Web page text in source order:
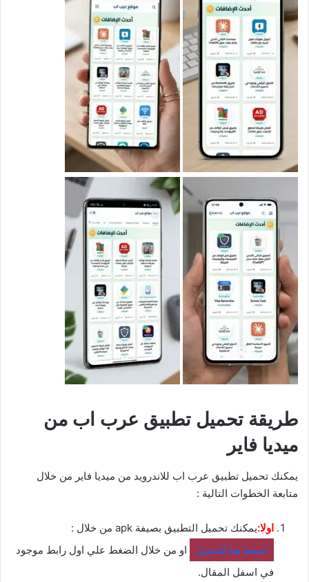
طريقة تحميل تطبيق عرب اب من
ميديا فاير
يمكنك تحميل تطبيق عرب اب للاندرويد من ميديا فاير من خلال
متابعة الخطوات التالية :
اولا:يمكنك تحميل التطبيق بصيفة apk من خلال :
اضغط هنا للتحميل
او من خلال الضغط علي اول رابط موجود
في اسفل المقال.